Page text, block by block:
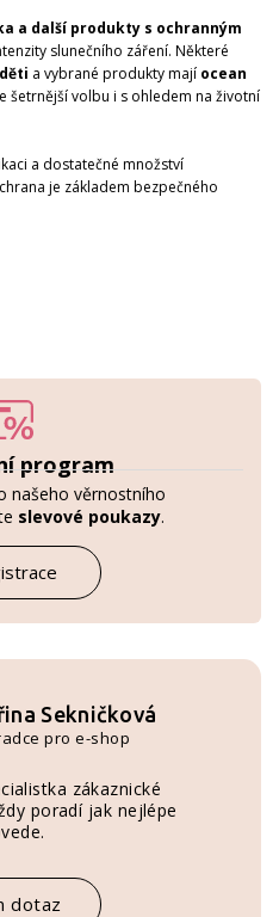
program
našeho věrnostního
slevové poukazy.
Sekničková
pro e-shop
zákaznické
poradí jak nejlépe
dotaz
a další produkty s ochranným
slunečního záření. Některé
a vybrané produkty mají ocean
šetrnější volbu i s ohledem na životní
a dostatečné množství
je základem bezpečného